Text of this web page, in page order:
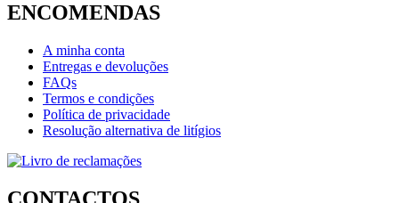
ENCOMENDAS
A minha conta
Entregas e devoluções
FAQs
Termos e condições
Política de privacidade
Resolução alternativa de litígios